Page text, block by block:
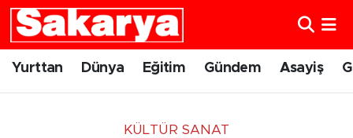
Yurttan Dünya Eğitim Gündem Asayiş
KÜLTÜR SANAT
Yurttan
Eskişehir Nöbetçi Eczaneler